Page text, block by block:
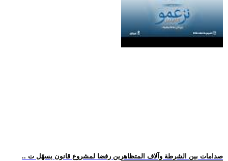
.. صدامات بين الشرطة وآلاف المتظاهرين رفضا لمشروع قانون يسهّل ت